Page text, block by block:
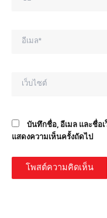
เว็บไซต์
บันทึกชื่อ, อีเมล และชื่อ
แสดงความเห็นครั้งถัดไป